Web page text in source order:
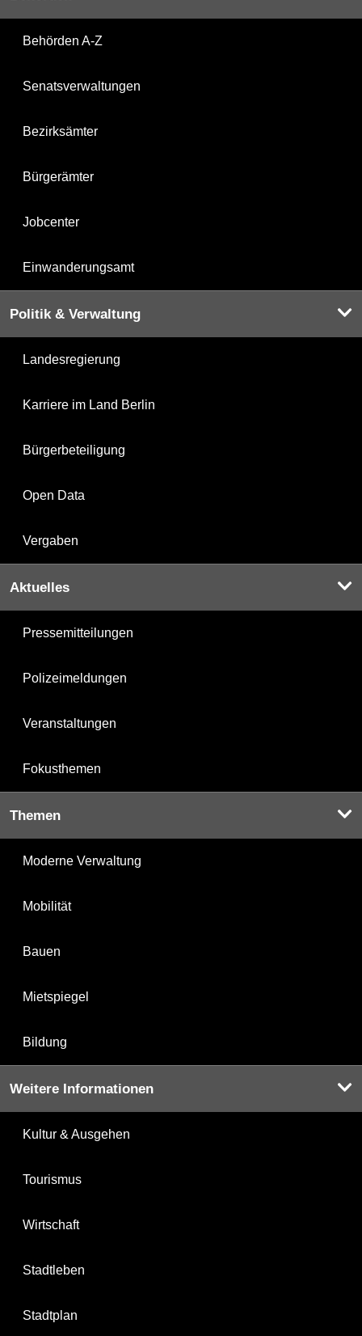
Behörden A-Z
Senatsverwaltungen
Bezirksämter
Bürgerämter
Jobcenter
Einwanderungsamt
Politik & Verwaltung
Landesregierung
Karriere im Land Berlin
Bürgerbeteiligung
Open Data
Vergaben
Aktuelles
Pressemitteilungen
Polizeimeldungen
Veranstaltungen
Fokusthemen
Themen
Moderne Verwaltung
Mobilität
Bauen
Mietspiegel
Bildung
Weitere Informationen
Kultur & Ausgehen
Tourismus
Wirtschaft
Stadtleben
Stadtplan